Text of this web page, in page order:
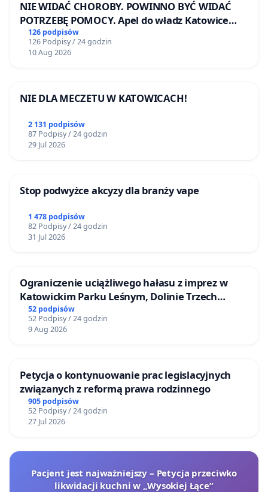
NIE WIDAĆ CHOROBY. POWINNO BYĆ WIDAĆ
POTRZEBĘ POMOCY. Apel do władz Katowice
Airport o przystąpienie do programu HIDDEN
DISABILITIES SUNFLOWER – SŁONECZNIK –
UKRYTE NIEPEŁNOSPRAWNOŚCI
126 podpisów
126 Podpisy / 24 godzin
10 Aug 2026
NIE DLA MECZETU W KATOWICACH!
2 131 podpisów
87 Podpisy / 24 godzin
29 Jul 2026
Stop podwyżce akcyzy dla branży vape
1 478 podpisów
82 Podpisy / 24 godzin
31 Jul 2026
Ograniczenie uciążliwego hałasu z imprez w
Katowickim Parku Leśnym, Dolinie Trzech
Stawów i na Lotnisku Muchowiec
52 podpisów
52 Podpisy / 24 godzin
9 Aug 2026
Petycja o kontynuowanie prac legislacyjnych
związanych z reformą prawa rodzinnego
905 podpisów
52 Podpisy / 24 godzin
27 Jul 2026
Pacjent jest najważniejszy – Petycja przeciwko
likwidacji kuchni w „Wysokiej Łące”